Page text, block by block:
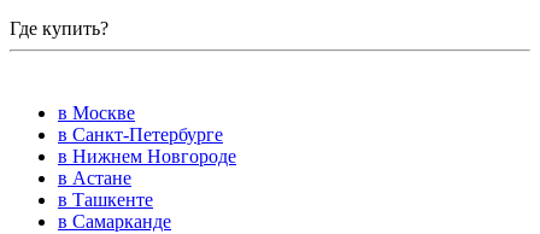
Где купить?
в Москве
в Санкт-Петербурге
в Нижнем Новгороде
в Астане
в Ташкенте
в Самарканде